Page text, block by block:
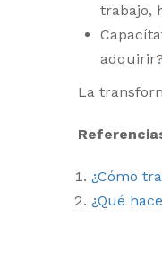
trabajo,
La
¿Cómo
¿Qué